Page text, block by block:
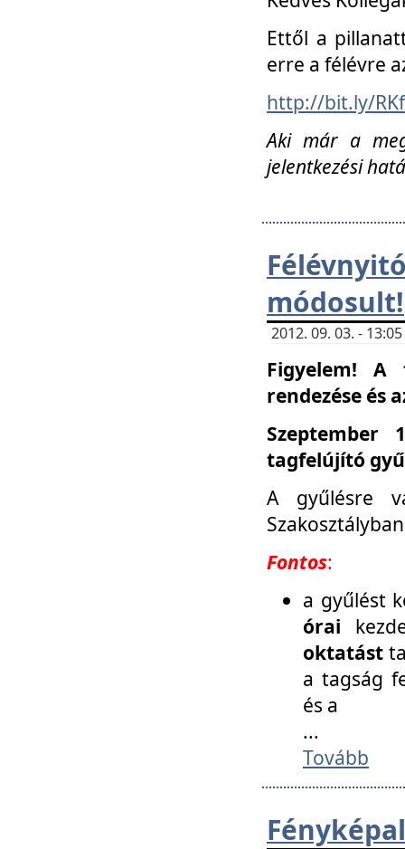
Ettől a
erre a félévre
http://bit.ly/
Aki már a
jelentkezési
módosult!
2012. 09. 03. -
Figyelem! A
rendezése és
Szeptember
tagfelújító
A gyűlésre
Fontos:
a gyűlést
órai
oktatást
a tagság
és a
...
Tovább